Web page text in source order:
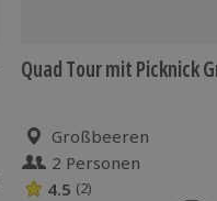
Quad Tour mit Picknick
Großbeeren
2 Personen
4.5 (2)